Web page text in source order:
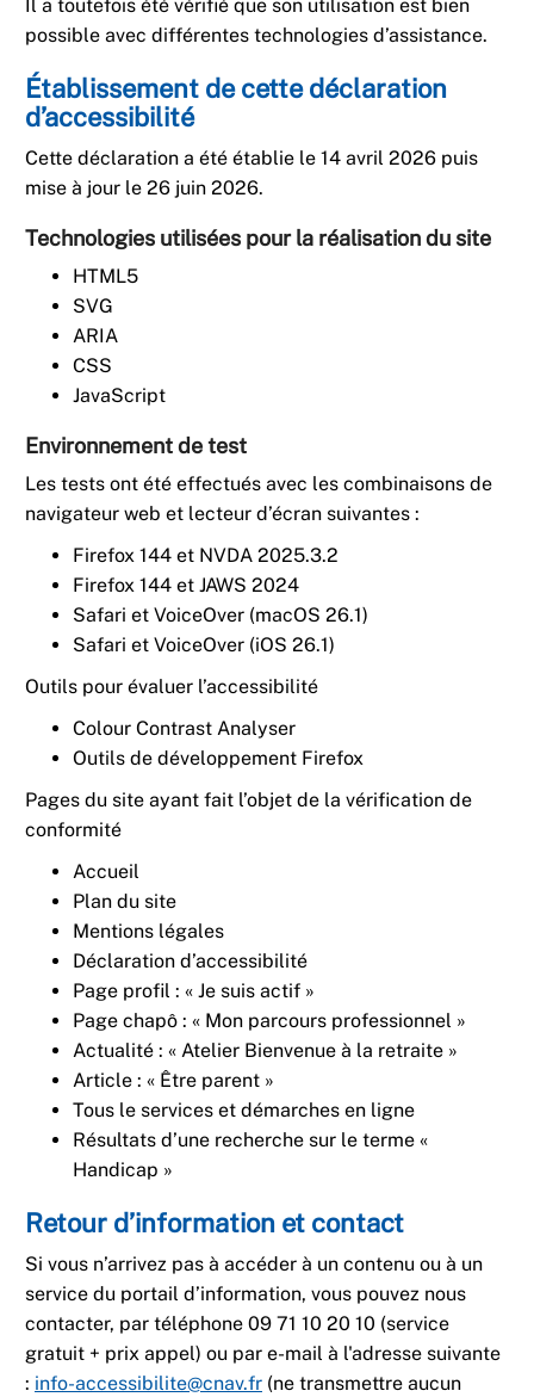
Il a toutefois été vérifié que son utilisation est bien
possible avec différentes technologies d’assistance.
Établissement de cette déclaration
d’accessibilité
Cette déclaration a été établie le 14 avril 2026 puis
mise à jour le 26 juin 2026.
Technologies utilisées pour la réalisation du site
HTML5
SVG
ARIA
CSS
JavaScript
Environnement de test
Les tests ont été effectués avec les combinaisons de
navigateur web et lecteur d’écran suivantes :
Firefox 144 et NVDA 2025.3.2
Firefox 144 et JAWS 2024
Safari et VoiceOver (macOS 26.1)
Safari et VoiceOver (iOS 26.1)
Outils pour évaluer l’accessibilité
Colour Contrast Analyser
Outils de développement Firefox
Pages du site ayant fait l’objet de la vérification de
conformité
Accueil
Plan du site
Mentions légales
Déclaration d’accessibilité
Page profil : « Je suis actif »
Page chapô : « Mon parcours professionnel »
Actualité : « Atelier Bienvenue à la retraite »
Article : « Être parent »
Tous le services et démarches en ligne
Résultats d’une recherche sur le terme «
Handicap »
Retour d’information et contact
Si vous n’arrivez pas à accéder à un contenu ou à un
service du portail d’information, vous pouvez nous
contacter, par téléphone 09 71 10 20 10 (service
gratuit + prix appel) ou par e-mail à l'adresse suivante
: info-accessibilite@cnav.fr (ne transmettre aucun